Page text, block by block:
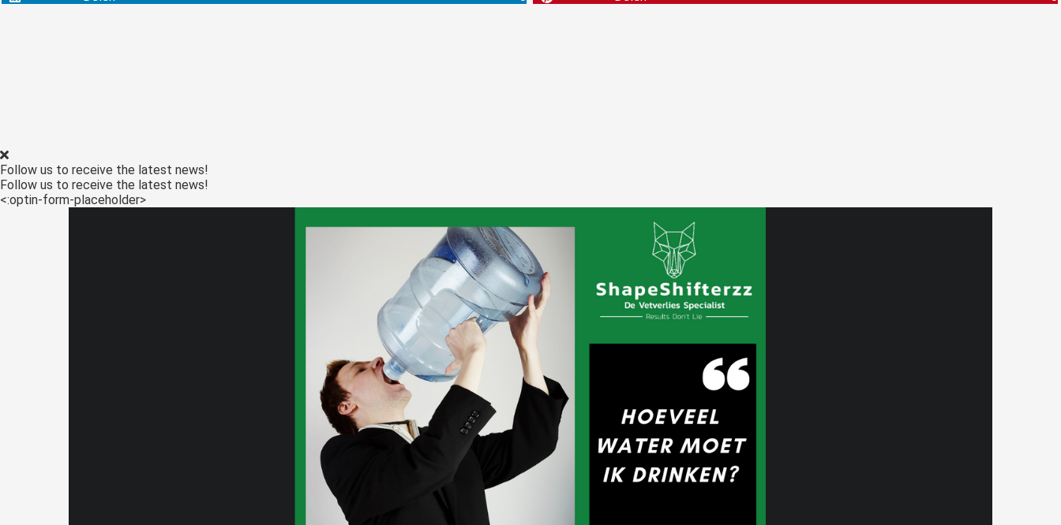
Follow us to receive the latest news!
Follow us to receive the latest news!
<:optin-form-placeholder>